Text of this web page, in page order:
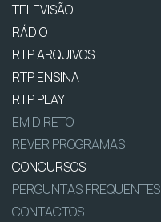
TELEVISÃO
RÁDIO
RTP ARQUIVOS
RTP ENSINA
RTP PLAY
EM DIRETO
REVER PROGRAMAS
CONCURSOS
PERGUNTAS FREQUENTES
CONTACTOS